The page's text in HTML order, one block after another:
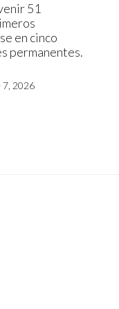
51
en cinco
permanentes.
7, 2026